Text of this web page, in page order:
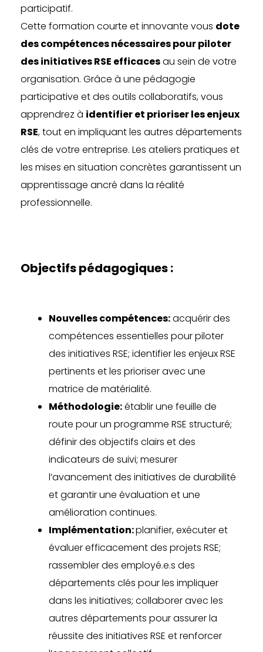
participatif.
Cette formation courte et innovante vous dote
des compétences nécessaires pour piloter
des initiatives RSE efficacesau sein de votre
organisation. Grâce à une pédagogie
participative et des outils collaboratifs, vous
apprendrez à identifier et prioriser les enjeux
RSE, tout en impliquant les autres départements
clés de votre entreprise. Les ateliers pratiques et
les mises en situation concrètes garantissent un
apprentissage ancré dans la réalité
professionnelle.
Objectifs pédagogiques :
Nouvelles compétences:acquérir des
compétences essentielles pour piloter
des initiatives RSE; identifier les enjeux RSE
pertinents et les prioriser avec une
matrice de matérialité.
Méthodologie:établir une feuille de
route pour un programme RSE structuré;
définir des objectifs clairs et des
indicateurs de suivi; mesurer
l’avancement des initiatives de durabilité
et garantir une évaluation et une
amélioration continues.
Implémentation:planifier, exécuter et
évaluer efficacement des projets RSE;
rassembler des employé.e.s des
départements clés pour les impliquer
dans les initiatives; collaborer avec les
autres départements pour assurer la
réussite des initiatives RSE et renforcer